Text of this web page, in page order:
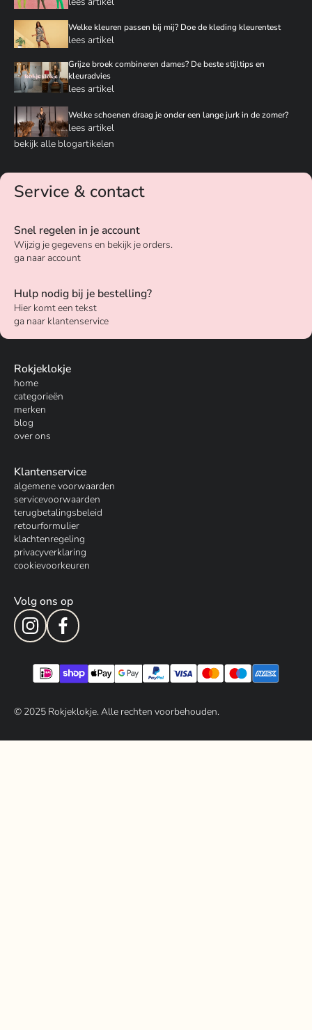
Welke kleuren passen bij mij? Doe de kleding kleurentest
lees artikel
Grijze broek combineren dames? De beste stijltips en
kleuradvies
lees artikel
Welke schoenen draag je onder een lange jurk in de zomer?
lees artikel
bekijk alle blogartikelen
Service & contact
Snel regelen in je account
Wijzig je gegevens en bekijk je orders.
ga naar account
Hulp nodig bij je bestelling?
Hier komt een tekst
ga naar klantenservice
Rokjeklokje
home
categorieën
merken
blog
over ons
Klantenservice
algemene voorwaarden
servicevoorwaarden
terugbetalingsbeleid
retourformulier
klachtenregeling
privacyverklaring
cookievoorkeuren
Volg ons op
© 2025Rokjeklokje. Alle rechten voorbehouden.